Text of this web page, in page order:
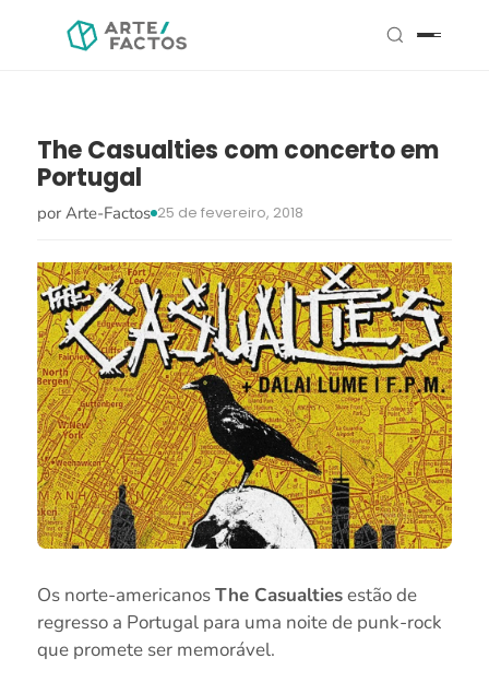
The Casualties com concerto em
Portugal
por Arte-Factos 25 de fevereiro, 2018
Os norte-americanosThe Casualtiesestão de
regresso a Portugal para uma noite de punk-rock
que promete ser memorável.